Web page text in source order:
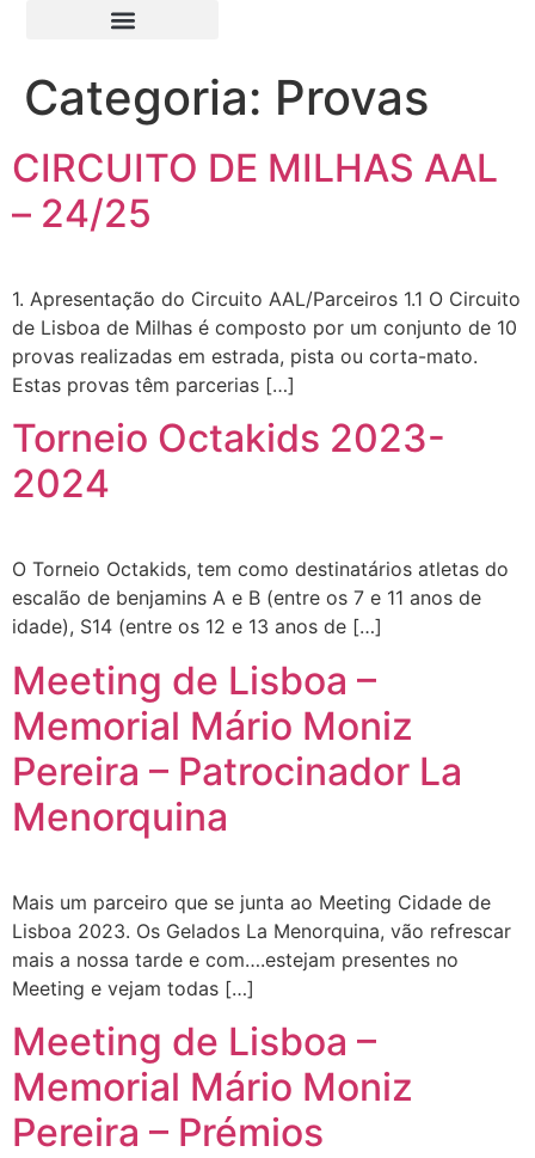
Categoria: Provas
CIRCUITO DE MILHAS AAL
– 24/25
1. Apresentação do Circuito AAL/Parceiros 1.1 O Circuito
de Lisboa de Milhas é composto por um conjunto de 10
provas realizadas em estrada, pista ou corta-mato.
Estas provas têm parcerias […]
Torneio Octakids 2023-
2024
O Torneio Octakids, tem como destinatários atletas do
escalão de benjamins A e B (entre os 7 e 11 anos de
idade), S14 (entre os 12 e 13 anos de […]
Meeting de Lisboa –
Memorial Mário Moniz
Pereira – Patrocinador La
Menorquina
Mais um parceiro que se junta ao Meeting Cidade de
Lisboa 2023. Os Gelados La Menorquina, vão refrescar
mais a nossa tarde e com….estejam presentes no
Meeting e vejam todas […]
Meeting de Lisboa –
Memorial Mário Moniz
Pereira – Prémios